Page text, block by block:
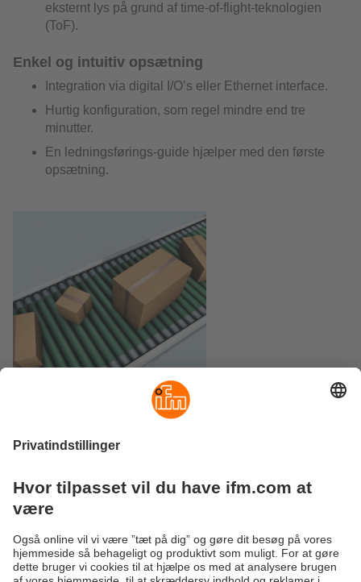
eksternt lys på grund af time-of-flight-teknologien
(ToF).
Enkel og intuitiv opsætning
Integration via digital I/O’s eller Ethernet interface.
Hurtig konfiguration, som regel mindre end tre
minutter.
En ledningsførings-guide hjælper med den første
opsætning.
Aktuel bulletin
PDF download